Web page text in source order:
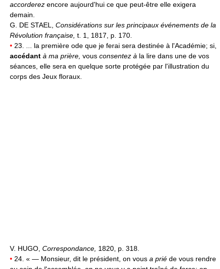
accorderez encore aujourd'hui ce que peut-être elle exigera
demain.
G. DE STAEL, Considérations sur les principaux événements de la
Révolution française, t. 1, 1817, p. 170.
• 23. ... la première ode que je ferai sera destinée à l'Académie; si,
accédant à ma prière, vous consentez à la lire dans une de vos
séances, elle sera en quelque sorte protégée par l'illustration du
corps des Jeux floraux.
V. HUGO, Correspondance, 1820, p. 318.
• 24. « — Monsieur, dit le président, on vous a prié de vous rendre